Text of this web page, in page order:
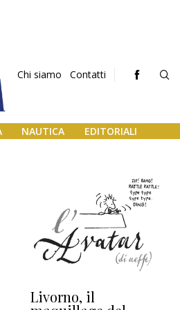
Chi siamo Contatti
NAUTICA EDITORIALI
Livorno, il